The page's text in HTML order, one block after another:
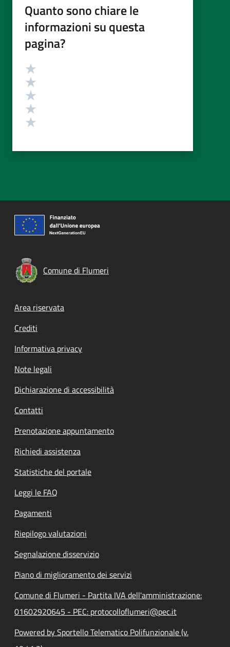
Quanto sono chiare le
informazioni su questa
pagina?
Valutazione
Comune di Flumeri
Footer menu
Area riservata
Crediti
Informativa privacy
Note legali
Dichiarazione di accessibilità
Contatti
Prenotazione appuntamento
Richiedi assistenza
Statistiche del portale
Leggi le FAQ
Pagamenti
Riepilogo valutazioni
Segnalazione disservizio
Piano di miglioramento dei servizi
Comune di Flumeri - Partita IVA dell'amministrazione:
01602920645 - PEC: protocolloflumeri@pec.it
Powered by Sportello Telematico Polifunzionale (v.